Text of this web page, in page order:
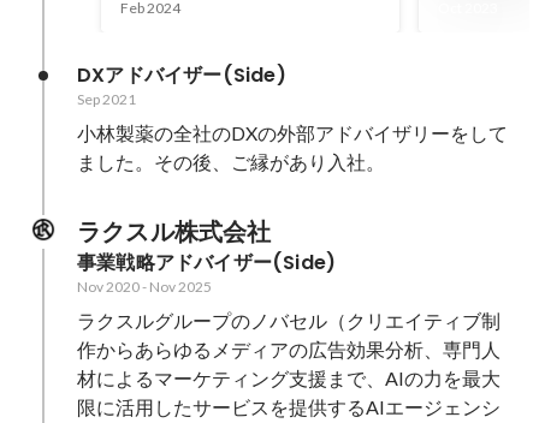
Feb 2024
DXアドバイザー(Side)
Sep 2021
小林製薬の全社のDXの外部アドバイザリーをして
ました。その後、ご縁があり入社。
ラクスル株式会社
事業戦略アドバイザー(Side)
Nov 2020- Nov 2025
ラクスルグループのノバセル（クリエイティブ制
作からあらゆるメディアの広告効果分析、専門人
材によるマーケティング支援まで、AIの力を最大
限に活用したサービスを提供するAIエージェンシ